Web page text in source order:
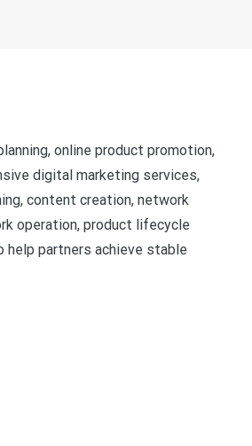
online product promotion,
digital marketing services,
content creation, network
operation, product lifecycle
help partners achieve stable